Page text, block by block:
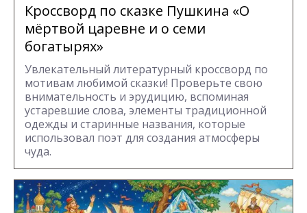
Кроссворд по сказке Пушкина «О
мёртвой царевне и о семи
богатырях»
Увлекательный литературный кроссворд по
мотивам любимой сказки! Проверьте свою
внимательность и эрудицию, вспоминая
устаревшие слова, элементы традиционной
одежды и старинные названия, которые
использовал поэт для создания атмосферы
чуда.